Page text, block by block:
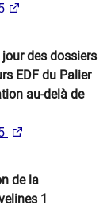
des dossiers
EDF du Palier
au-delà de
de la
1